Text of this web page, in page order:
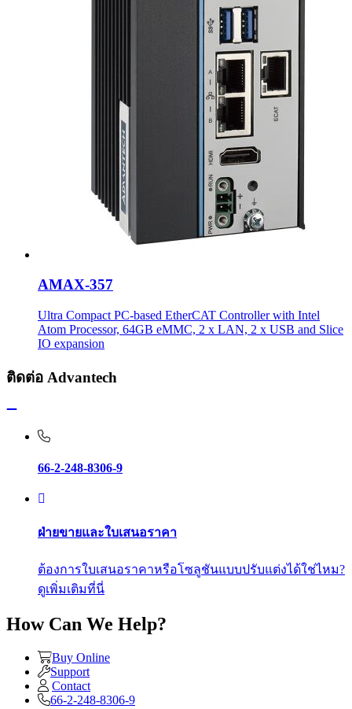
AMAX-357
Ultra Compact PC-based EtherCAT Controller with Intel
Atom Processor, 64GB eMMC, 2 x LAN, 2 x USB and Slice
IO expansion
ติดต่อ Advantech
66-2-248-8306-9
ฝ่ายขายและใบเสนอราคา
ต้องการใบเสนอราคาหรือโซลูชันแบบปรับแต่งได้ใช่ไหม?
ดูเพิ่มเติมที่นี่
How Can We Help?
Buy Online
Support
Contact
66-2-248-8306-9